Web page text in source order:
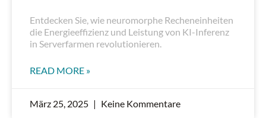
Entdecken Sie, wie neuromorphe Recheneinheiten
die Energieeffizienz und Leistung von KI-Inferenz
in Serverfarmen revolutionieren.
READ MORE »
März 25, 2025 Keine Kommentare